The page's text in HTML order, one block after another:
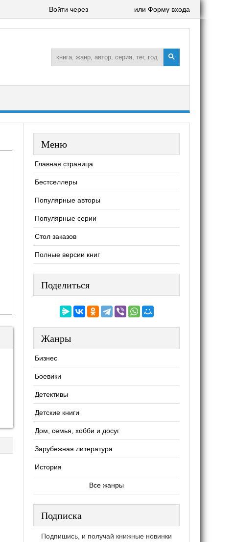
Войти через или Форму входа
Меню
Главная страница
Бестселлеры
Популярные авторы
Популярные серии
Стол заказов
Полные версии книг
Поделиться
Жанры
Бизнес
Боевики
Детективы
Детские книги
Дом, семья, хобби и досуг
Зарубежная литература
История
Все жанры
Подписка
Подпишись, и получай книжные новинки